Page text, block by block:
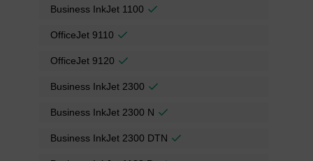
Business InkJet 1100
OfficeJet 9110
OfficeJet 9120
Business InkJet 2300
Business InkJet 2300 N
Business InkJet 2300 DTN